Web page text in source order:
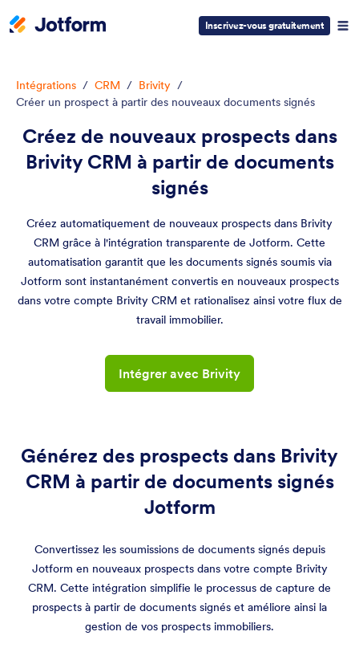
Inscrivez-vous gratuitement
Intégrations / CRM / Brivity /
Créer un prospect à partir des nouveaux documents signés
Créez de nouveaux prospects dans
Brivity CRM à partir de documents
signés
Créez automatiquement de nouveaux prospects dans Brivity
CRM grâce à l'intégration transparente de Jotform. Cette
automatisation garantit que les documents signés soumis via
Jotform sont instantanément convertis en nouveaux prospects
dans votre compte Brivity CRM et rationalisez ainsi votre flux de
travail immobilier.
Intégrer avec Brivity
Générez des prospects dans Brivity
CRM à partir de documents signés
Jotform
Convertissez les soumissions de documents signés depuis
Jotform en nouveaux prospects dans votre compte Brivity
CRM. Cette intégration simplifie le processus de capture de
prospects à partir de documents signés et améliore ainsi la
gestion de vos prospects immobiliers.